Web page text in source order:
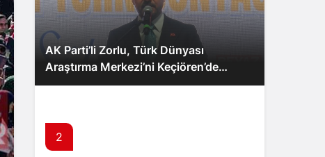
AK Parti’li Zorlu, Türk Dünyası
Araştırma Merkezi’ni Keçiören’de
kuracak
2